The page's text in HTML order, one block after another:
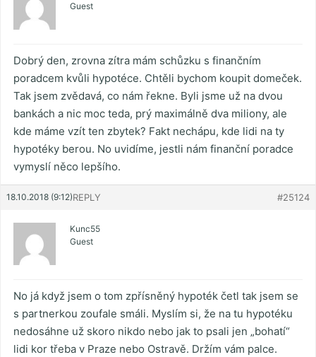
Guest
Dobrý den, zrovna zítra mám schůzku s finančním
poradcem kvůli hypotéce. Chtěli bychom koupit domeček.
Tak jsem zvědavá, co nám řekne. Byli jsme už na dvou
bankách a nic moc teda, prý maximálně dva miliony, ale
kde máme vzít ten zbytek? Fakt nechápu, kde lidi na ty
hypotéky berou. No uvidíme, jestli nám finanční poradce
vymyslí něco lepšího.
18.10.2018 (9:12) #25124
REPLY
Kunc55
Guest
No já když jsem o tom zpřísněný hypoték četl tak jsem se
s partnerkou zoufale smáli. Myslím si, že na tu hypotéku
nedosáhne už skoro nikdo nebo jak to psali jen „bohatí“
lidi kor třeba v Praze nebo Ostravě. Držím vám palce.